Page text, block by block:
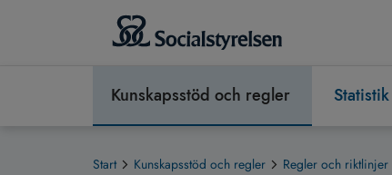
Kunskapsstöd och regler
Start Kunskapsstöd och regler Regler och riktlinjer